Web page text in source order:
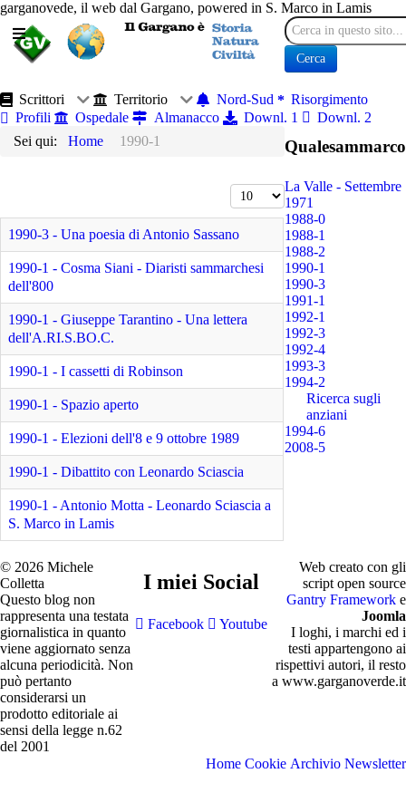
garganovede, il web dal Gargano, powered in S. Marco in Lamis
Cerca
Cerca
Scrittori Territorio Nord-Sud
Risorgimento
Profili
Ospedale Almanacco Downl. 1
Downl. 2
Sei qui:
Home 1990-1
Visualizza n.
1990-3 - Una poesia di Antonio Sassano
1990-1 - Cosma Siani - Diaristi sammarchesi
dell'800
1990-1 - Giuseppe Tarantino - Una lettera
dell'A.RI.S.BO.C.
1990-1 - I cassetti di Robinson
1990-1 - Spazio aperto
1990-1 - Elezioni dell'8 e 9 ottobre 1989
1990-1 - Dibattito con Leonardo Sciascia
1990-1 - Antonio Motta - Leonardo Sciascia a
S. Marco in Lamis
Qualesammarco
La Valle - Settembre
1971
1988-0
1988-1
1988-2
1990-1
1990-3
1991-1
1992-1
1992-3
1992-4
1993-3
1994-2
Ricerca sugli
anziani
1994-6
2008-5
© 2026 Michele
Colletta
Questo blog non
rappresenta una testata
giornalistica in quanto
viene aggiornato senza
alcuna periodicità. Non
può pertanto
considerarsi un
prodotto editoriale ai
sensi della legge n.62
del 2001
I miei Social
Facebook Youtube
Web creato con gli
script open source
Gantry Frameworke
Joomla
I loghi, i marchi ed i
testi appartengono ai
rispettivi autori, il resto
a www.garganoverde.it
Home Cookie Archivio Newsletter